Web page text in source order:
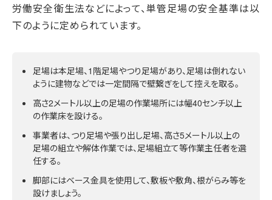
労働安全衛生法などによって、単管足場の安全基準は以
下のように定められています。
足場は本足場、1階足場やつり足場があり、足場は倒れない
ように建物などでは一定間隔で壁繋ぎをして控えを取る。
高さ2メートル以上の足場の作業場所には幅40センチ以上
の作業床を設ける。
事業者は、つり足場や張り出し足場、高さ5メートル以上の
足場の組立や解体作業では、足場組立て等作業主任者を選
任する。
脚部にはベース金具を使用して、敷板や敷角、根がらみ等を
設けましょう。